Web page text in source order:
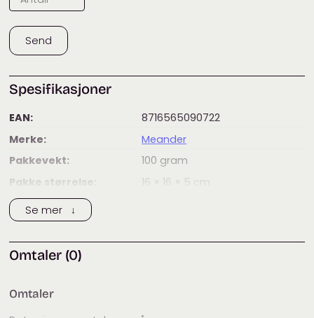
Send
Spesifikasjoner
EAN:
8716565090722
Merke:
Meander
Pakkevekt:
100 gram
Pakke størrelse:
16 × 16 × 5 cm
Tags:
Kategorier:
Tilbehør
Se mer ↓
Omtaler (0)
Omtaler